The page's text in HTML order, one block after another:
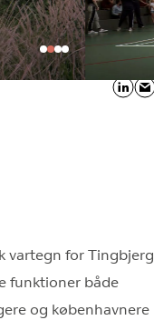
vartegn for Tingbjerg
funktioner både
og københavnere